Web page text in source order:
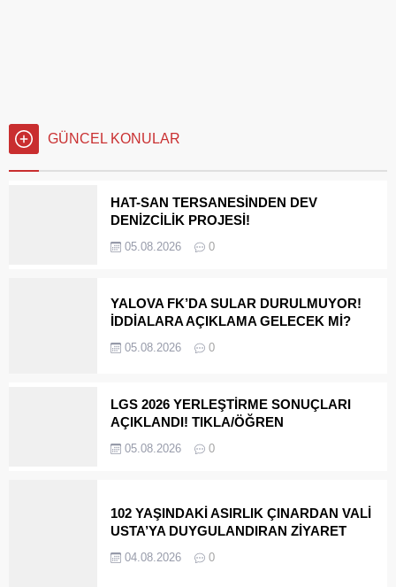
GÜNCEL KONULAR
HAT-SAN TERSANESİNDEN DEV
DENİZCİLİK PROJESİ!
05.08.2026 0
YALOVA FK’DA SULAR DURULMUYOR!
İDDİALARA AÇIKLAMA GELECEK Mİ?
05.08.2026 0
LGS 2026 YERLEŞTİRME SONUÇLARI
AÇIKLANDI! TIKLA/ÖĞREN
05.08.2026 0
102 YAŞINDAKİ ASIRLIK ÇINARDAN VALİ
USTA’YA DUYGULANDIRAN ZİYARET
04.08.2026 0